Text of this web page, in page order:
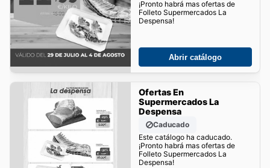
¡Pronto habrá mas ofertas de
Folleto Supermercados La
Despensa!
Abrir catálogo
Ofertas En
Supermercados La
Despensa
Caducado
Este catálogo ha caducado.
¡Pronto habrá mas ofertas de
Folleto Supermercados La
Despensa!